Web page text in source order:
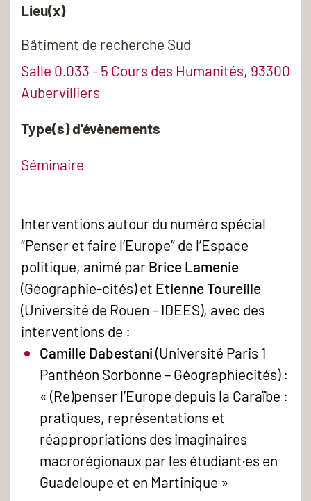
Lieu(x)
Bâtiment de recherche Sud
Salle 0.033 - 5 Cours des Humanités, 93300
Aubervilliers
Type(s) d'évènements
Séminaire
Interventions autour du numéro spécial
“Penser et faire l’Europe” de l’Espace
politique, animé par Brice Lamenie
(Géographie-cités) et Etienne Toureille
(Université de Rouen – IDEES), avec des
interventions de :
Camille Dabestani (Université Paris 1
Panthéon Sorbonne – Géographiecités) :
« (Re)penser l’Europe depuis la Caraïbe :
pratiques, représentations et
réappropriations des imaginaires
macrorégionaux par les étudiant·es en
Guadeloupe et en Martinique »